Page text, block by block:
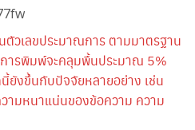
วเลขประมาณการ ตามมาตรฐาน
ารพิมพ์จะคลุมพื้นประมาณ 5%
ยังขึ้นกับปัจจัยหลายอย่าง เช่น
มหนาแน่นของข้อความ ความ